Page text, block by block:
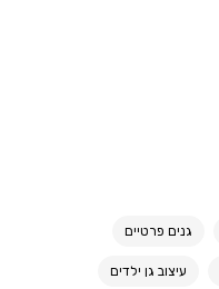
גנים פרטיים
עיצוב גן ילדים